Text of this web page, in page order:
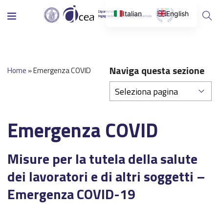
Home »Emergenza COVID Naviga questa sezione
Emergenza COVID
Misure per la tutela della salute
dei lavoratori e di altri soggetti –
Emergenza COVID-19
Italian English